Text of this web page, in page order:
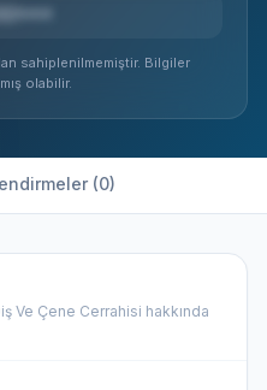
sahiplenilmemiştir. Bilgiler
olabilir.
(0)
Ve Çene Cerrahisi hakkında